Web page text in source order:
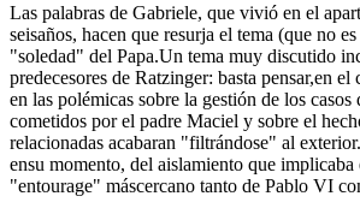
Las palabras de Gabriele, que vivió en el
seisaños, hacen que resurja el tema (que no
"soledad" del Papa.Un tema muy discutido
predecesores de Ratzinger: basta pensar,en el
en las polémicas sobre la gestión de los casos
cometidos por el padre Maciel y sobre el
relacionadas acabaran "filtrándose" al
ensu momento, del aislamiento que
"entourage" máscercano tanto de Pablo VI